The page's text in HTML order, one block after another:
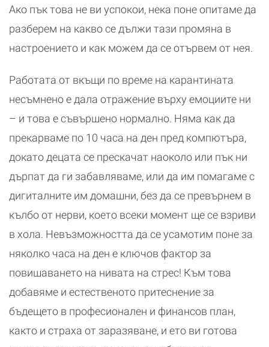
Ако пък това не ви успокои, нека поне опитаме да
разберем на какво се дължи тази промяна в
настроението и как можем да се отървем от нея.
Работата от вкъщи по време на карантината
несъмнено е дала отражение върху емоциите ни
– и това е съвършено нормално. Няма как да
прекарваме по 10 часа на ден пред компютъра,
докато децата се прескачат наоколо или пък ни
дърпат да ги забавляваме, или да им помагаме с
дигиталните им домашни, без да се превърнем в
кълбо от нерви, което всеки момент ще се взриви
в хола. Невъзможността да се усамотим поне за
няколко часа на ден е ключов фактор за
повишаването на нивата на стрес! Към това
добавяме и естественото притеснение за
бъдещето в професионален и финансов план,
както и страха от заразяване, и ето ви готова